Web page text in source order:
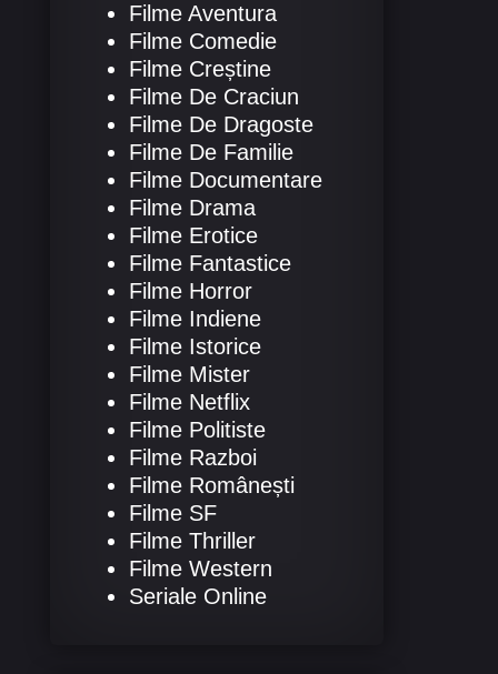
Filme Aventura
Filme Comedie
Filme Creștine
Filme De Craciun
Filme De Dragoste
Filme De Familie
Filme Documentare
Filme Drama
Filme Erotice
Filme Fantastice
Filme Horror
Filme Indiene
Filme Istorice
Filme Mister
Filme Netflix
Filme Politiste
Filme Razboi
Filme Românești
Filme SF
Filme Thriller
Filme Western
Seriale Online